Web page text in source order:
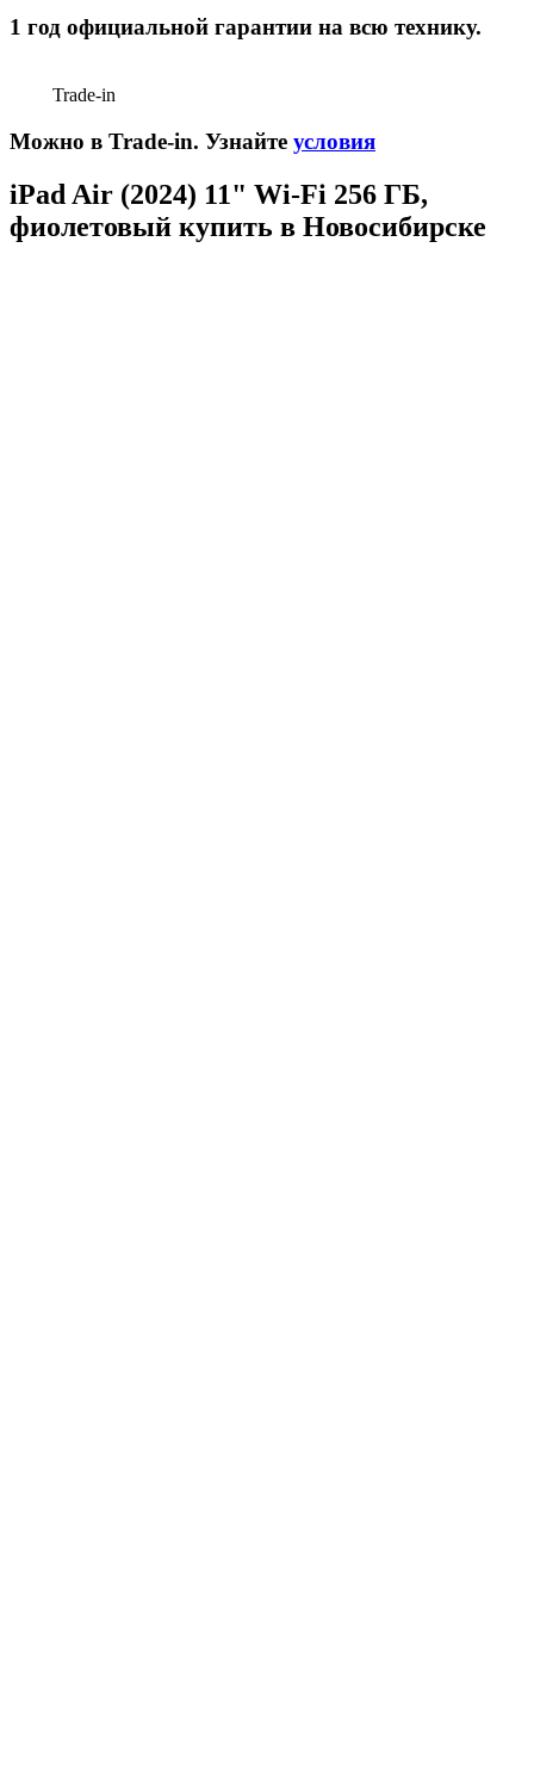
1 год официальной гарантии на всю технику.
Trade-in
Можно в Trade-in. Узнайте условия
iPad Air (2024) 11" Wi-Fi 256 ГБ,
фиолетовый купить в Новосибирске